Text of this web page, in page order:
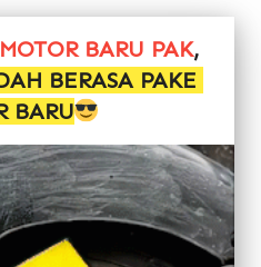
BARU PAK
BERASA PAKE
BARU